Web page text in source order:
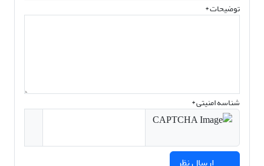
توضیحات *
شناسه امنیتی *